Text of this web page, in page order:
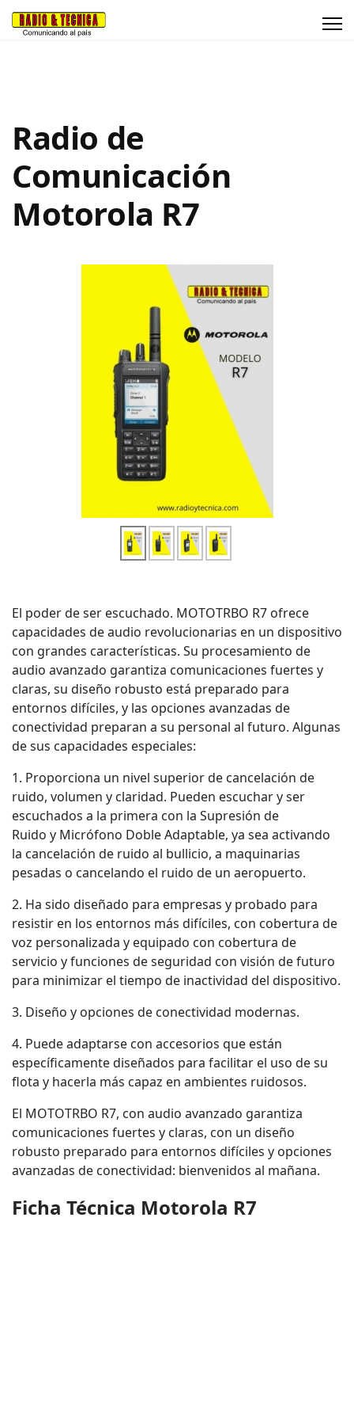
Radio de
Comunicación
Motorola R7
El poder de ser escuchado. MOTOTRBO R7 ofrece
capacidades de audio revolucionarias en un dispositivo
con grandes características. Su procesamiento de
audio avanzado garantiza comunicaciones fuertes y
claras, su diseño robusto está preparado para
entornos difíciles, y las opciones avanzadas de
conectividad preparan a su personal al futuro. Algunas
de sus capacidades especiales:
1. Proporciona un nivel superior de cancelación de
ruido, volumen y claridad. Pueden escuchar y ser
escuchados a la primera con la Supresión de
Ruido y Micrófono Doble Adaptable, ya sea activando
la cancelación de ruido al bullicio, a maquinarias
pesadas o cancelando el ruido de un aeropuerto.
2. Ha sido diseñado para empresas y probado para
resistir en los entornos más difíciles, con cobertura de
voz personalizada y equipado con cobertura de
servicio y funciones de seguridad con visión de futuro
para minimizar el tiempo de inactividad del dispositivo.
3. Diseño y opciones de conectividad modernas.
4. Puede adaptarse con accesorios que están
específicamente diseñados para facilitar el uso de su
flota y hacerla más capaz en ambientes ruidosos.
El MOTOTRBO R7, con audio avanzado garantiza
comunicaciones fuertes y claras, con un diseño
robusto preparado para entornos difíciles y opciones
avanzadas de conectividad: bienvenidos al mañana.
Ficha Técnica Motorola R7